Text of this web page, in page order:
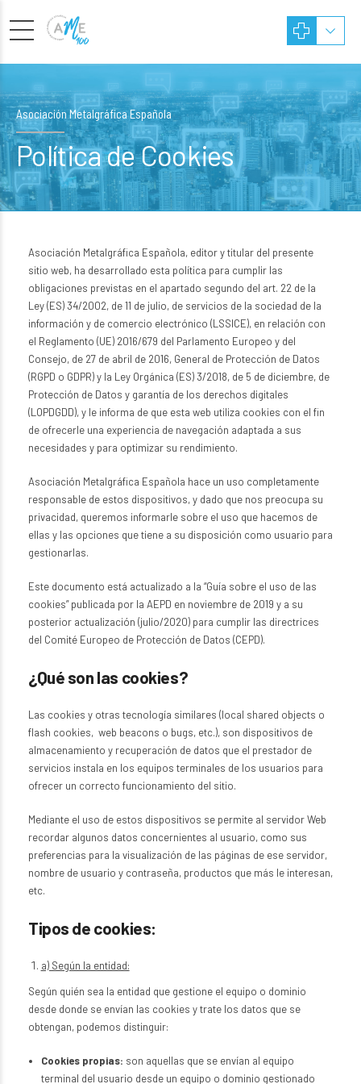
Asociación Metalgráfica Española
Política de Cookies
Asociación Metalgráfica Española, editor y titular del presente
sitio web, ha desarrollado esta política para cumplir las
obligaciones previstas en el apartado segundo del art. 22 de la
Ley (ES) 34/2002, de 11 de julio, de servicios de la sociedad de la
información y de comercio electrónico (LSSICE), en relación con
el Reglamento (UE) 2016/679 del Parlamento Europeo y del
Consejo, de 27 de abril de 2016, General de Protección de Datos
(RGPD o GDPR) y la Ley Orgánica (ES) 3/2018, de 5 de diciembre, de
Protección de Datos y garantía de los derechos digitales
(LOPDGDD), y le informa de que esta web utiliza cookies con el fin
de ofrecerle una experiencia de navegación adaptada a sus
necesidades y para optimizar su rendimiento.
Asociación Metalgráfica Española hace un uso completamente
responsable de estos dispositivos, y dado que nos preocupa su
privacidad, queremos informarle sobre el uso que hacemos de
ellas y las opciones que tiene a su disposición como usuario para
gestionarlas.
Este documento está actualizado a la “Guía sobre el uso de las
cookies” publicada por la AEPD en noviembre de 2019 y a su
posterior actualización (julio/2020) para cumplir las directrices
del Comité Europeo de Protección de Datos (CEPD).
¿Qué son las cookies?
Las cookies y otras tecnología similares (local shared objects o
flash cookies, web beacons o bugs, etc.), son dispositivos de
almacenamiento y recuperación de datos que el prestador de
servicios instala en los equipos terminales de los usuarios para
ofrecer un correcto funcionamiento del sitio.
Mediante el uso de estos dispositivos se permite al servidor Web
recordar algunos datos concernientes al usuario, como sus
preferencias para la visualización de las páginas de ese servidor,
nombre de usuario y contraseña, productos que más le interesan,
etc.
Tipos de cookies:
a) Según la entidad:
Según quién sea la entidad que gestione el equipo o dominio
desde donde se envían las cookies y trate los datos que se
obtengan, podemos distinguir:
Cookies propias: son aquellas que se envían al equipo
terminal del usuario desde un equipo o dominio gestionado